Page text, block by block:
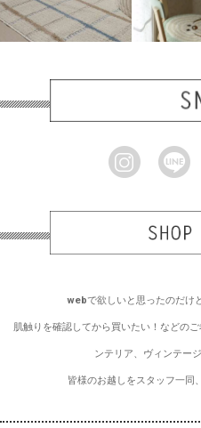
webで欲しいと思ったのだけ
肌触りを確認してから買いたい！などの
ンテリア、ヴィンテー
皆様のお越しをスタッフ一同